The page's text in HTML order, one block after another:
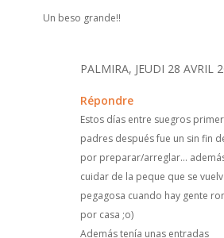
Un beso grande!!
PALMIRA, JEUDI 28 AVRIL
Répondre
Estos días entre suegros
padres después fue un sin fin
por preparar/arreglar...
cuidar de la peque que se
pegagosa cuando hay gente
por casa ;o)
Además tenía unas entradas